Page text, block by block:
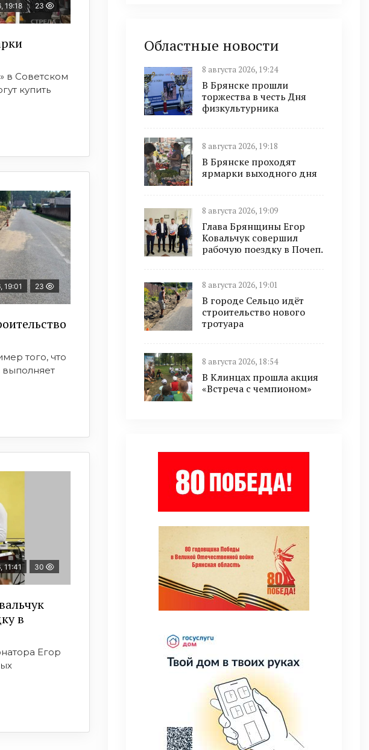
19:18 23
в Советском
купить
19:01 23
того, что
выполняет
30
в
Егор
Областные новости
8 августа 2026, 19:24
В Брянске прошли
торжества в честь Дня
физкультурника
8 августа 2026, 19:18
В Брянске проходят
ярмарки выходного дня
8 августа 2026, 19:09
Глава Брянщины Егор
Ковальчук совершил
рабочую поездку в Почеп.
8 августа 2026, 19:01
В городе Сельцо идёт
строительство нового
тротуара
8 августа 2026, 18:54
В Клинцах прошла акция
«Встреча с чемпионом»